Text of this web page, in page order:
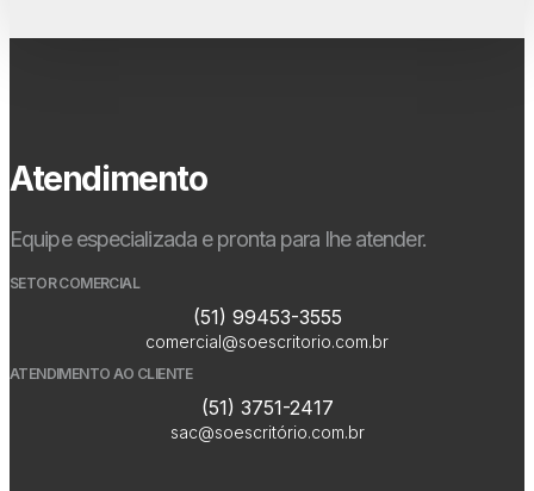
Atendimento
Equipe especializada e pronta para lhe atender.
SETOR COMERCIAL
(51) 99453-3555
comercial@soescritorio.com.br
ATENDIMENTO AO CLIENTE
(51) 3751-2417
sac@soescritório.com.br